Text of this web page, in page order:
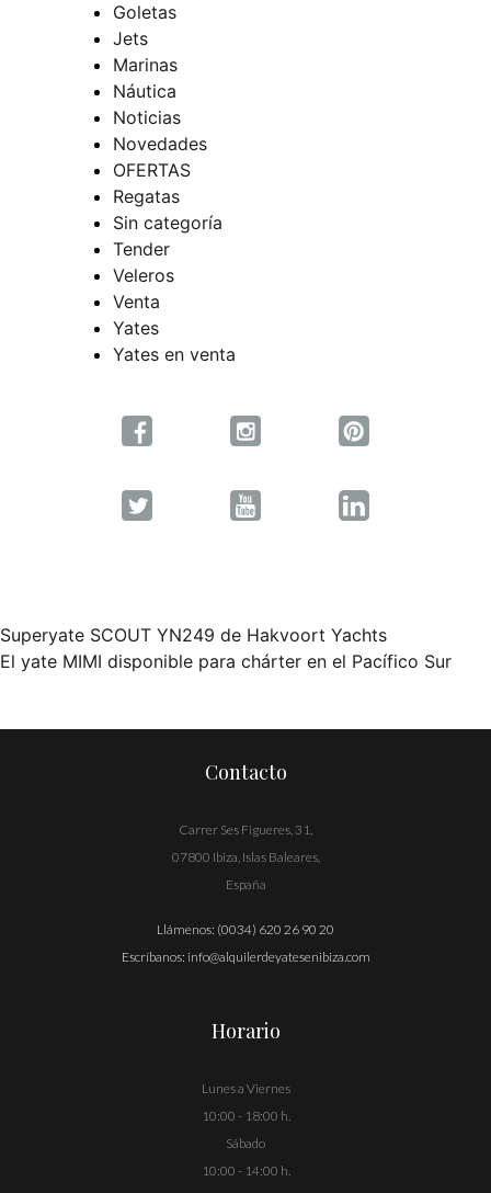
Goletas
Jets
Marinas
Náutica
Noticias
Novedades
OFERTAS
Regatas
Sin categoría
Tender
Veleros
Venta
Yates
Yates en venta
Navegación
entradas
Superyate SCOUT YN249 de Hakvoort Yachts
El yate MIMI disponible para chárter en el Pacífico Sur
Contacto
Carrer Ses Figueres, 31,
07800 Ibiza, Islas Baleares,
España
Llámenos: (0034) 620 26 90 20
Escríbanos: info@alquilerdeyatesenibiza.com
Horario
Lunes a Viernes
10:00 - 18:00 h.
Sábado
10:00 - 14:00 h.